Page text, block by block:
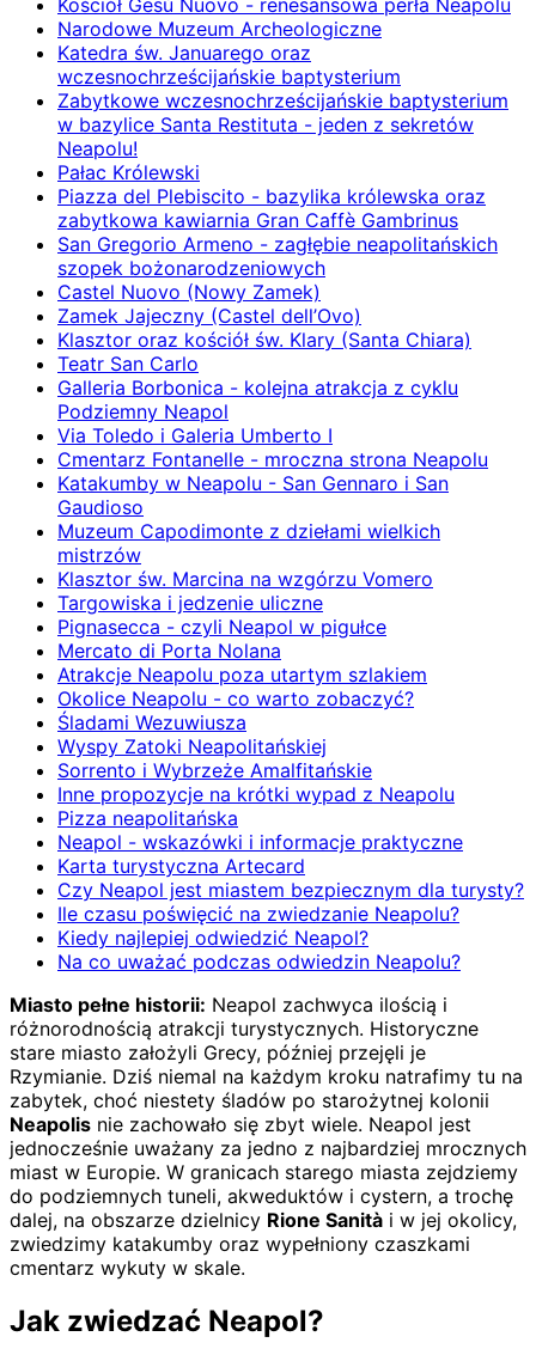
Kościół Gesù Nuovo - renesansowa perła Neapolu
Narodowe Muzeum Archeologiczne
Katedra św. Januarego oraz
wczesnochrześcijańskie baptysterium
Zabytkowe wczesnochrześcijańskie baptysterium
w bazylice Santa Restituta - jeden z sekretów
Neapolu!
Pałac Królewski
Piazza del Plebiscito - bazylika królewska oraz
zabytkowa kawiarnia Gran Caffè Gambrinus
San Gregorio Armeno - zagłębie neapolitańskich
szopek bożonarodzeniowych
Castel Nuovo (Nowy Zamek)
Zamek Jajeczny (Castel dell’Ovo)
Klasztor oraz kościół św. Klary (Santa Chiara)
Teatr San Carlo
Galleria Borbonica - kolejna atrakcja z cyklu
Podziemny Neapol
Via Toledo i Galeria Umberto I
Cmentarz Fontanelle - mroczna strona Neapolu
Katakumby w Neapolu - San Gennaro i San
Gaudioso
Muzeum Capodimonte z dziełami wielkich
mistrzów
Klasztor św. Marcina na wzgórzu Vomero
Targowiska i jedzenie uliczne
Pignasecca - czyli Neapol w pigułce
Mercato di Porta Nolana
Atrakcje Neapolu poza utartym szlakiem
Okolice Neapolu - co warto zobaczyć?
Śladami Wezuwiusza
Wyspy Zatoki Neapolitańskiej
Sorrento i Wybrzeże Amalfitańskie
Inne propozycje na krótki wypad z Neapolu
Pizza neapolitańska
Neapol - wskazówki i informacje praktyczne
Karta turystyczna Artecard
Czy Neapol jest miastem bezpiecznym dla turysty?
Ile czasu poświęcić na zwiedzanie Neapolu?
Kiedy najlepiej odwiedzić Neapol?
Na co uważać podczas odwiedzin Neapolu?
Miasto pełne historii: Neapol zachwyca ilością i
różnorodnością atrakcji turystycznych. Historyczne
stare miasto założyli Grecy, później przejęli je
Rzymianie. Dziś niemal na każdym kroku natrafimy tu na
zabytek, choć niestety śladów po starożytnej kolonii
Neapolis nie zachowało się zbyt wiele. Neapol jest
jednocześnie uważany za jedno z najbardziej mrocznych
miast w Europie. W granicach starego miasta zejdziemy
do podziemnych tuneli, akweduktów i cystern, a trochę
dalej, na obszarze dzielnicy Rione Sanità i w jej okolicy,
zwiedzimy katakumby oraz wypełniony czaszkami
cmentarz wykuty w skale.
Jak zwiedzać Neapol?